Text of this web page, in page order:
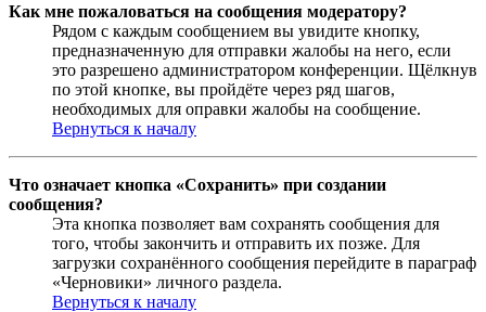
Как мне пожаловаться на сообщения модератору?
Рядом с каждым сообщением вы увидите кнопку,
предназначенную для отправки жалобы на него, если
это разрешено администратором конференции. Щёлкнув
по этой кнопке, вы пройдёте через ряд шагов,
необходимых для оправки жалобы на сообщение.
Вернуться к началу
Что означает кнопка «Сохранить» при создании
сообщения?
Эта кнопка позволяет вам сохранять сообщения для
того, чтобы закончить и отправить их позже. Для
загрузки сохранённого сообщения перейдите в параграф
«Черновики» личного раздела.
Вернуться к началу